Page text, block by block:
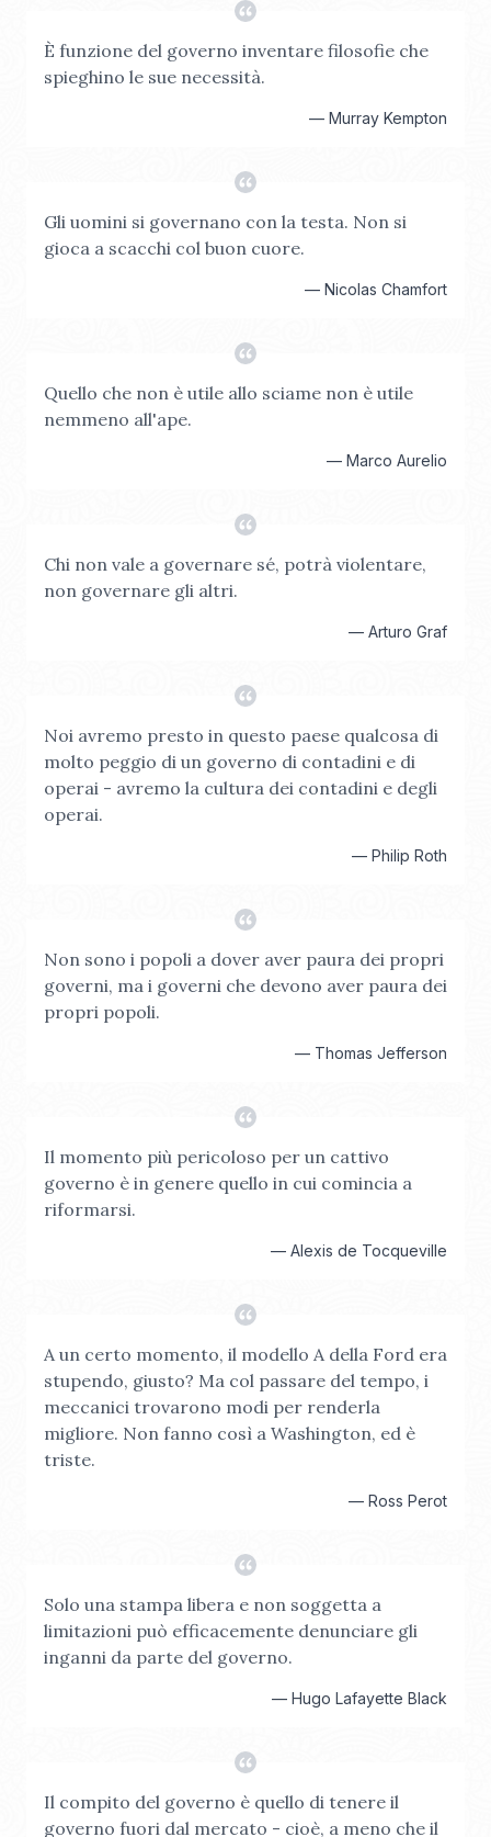
È funzione del governo inventare filosofie che
spieghino le sue necessità.
— Murray Kempton
Gli uomini si governano con la testa. Non si
gioca a scacchi col buon cuore.
— Nicolas Chamfort
Quello che non è utile allo sciame non è utile
nemmeno all'ape.
— Marco Aurelio
Chi non vale a governare sé, potrà violentare,
non governare gli altri.
— Arturo Graf
Noi avremo presto in questo paese qualcosa di
molto peggio di un governo di contadini e di
operai - avremo la cultura dei contadini e degli
operai.
— Philip Roth
Non sono i popoli a dover aver paura dei propri
governi, ma i governi che devono aver paura dei
propri popoli.
— Thomas Jefferson
Il momento più pericoloso per un cattivo
governo è in genere quello in cui comincia a
riformarsi.
— Alexis de Tocqueville
A un certo momento, il modello A della Ford era
stupendo, giusto? Ma col passare del tempo, i
meccanici trovarono modi per renderla
migliore. Non fanno così a Washington, ed è
triste.
— Ross Perot
Solo una stampa libera e non soggetta a
limitazioni può efficacemente denunciare gli
inganni da parte del governo.
— Hugo Lafayette Black
Il compito del governo è quello di tenere il
governo fuori dal mercato - cioè, a meno che il